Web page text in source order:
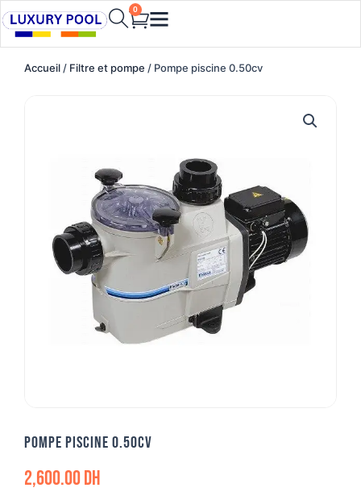
Aller
au
contenu
0
Cart
Accueil / Filtre et pompe / Pompe piscine 0.50cv
Pompe piscine 0.50cv
2,600.00DH